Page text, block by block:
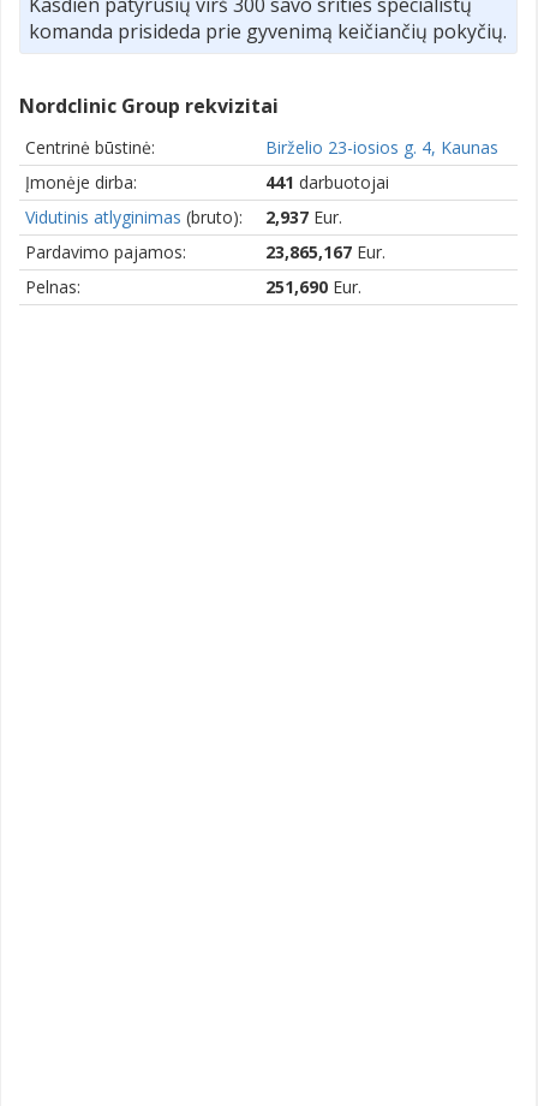
komanda prisideda prie gyvenimą keičiančių pokyčių.
Nordclinic Group rekvizitai
Centrinė būstinė:
Birželio 23-iosios g. 4, Kaunas
Įmonėje dirba:
441 darbuotojai
Vidutinis atlyginimas (bruto): 2,937 Eur.
Pardavimo pajamos:
23,865,167 Eur.
Pelnas:
251,690 Eur.